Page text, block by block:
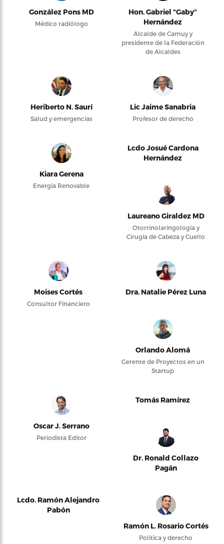
González Pons MD
Médico radiólogo
Hon. Gabriel “Gaby”
Hernández
Alcalde de Camuy y
presidente de la Federación
de Alcaldes
Heriberto N. Saurí
Salud y emergencias
Lic Jaime Sanabria
Profesor de derecho
Kiara Gerena
Energía Renovable
Lcdo Josué Cardona
Hernández
Laureano Giraldez MD
Otorrinolaringología y
Cirugía de Cabeza y Cuello
Moises Cortés
Consultor Financiero
Dra. Natalie Pérez Luna
Orlando Alomá
Gerente de Proyectos en un
Startup
Oscar J. Serrano
Periodista Editor
Tomás Ramírez
Dr. Ronald Collazo
Pagán
Lcdo. Ramón Alejandro
Pabón
Ramón L. Rosario Cortés
Política y derecho